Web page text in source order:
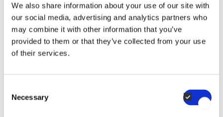
We also share information about your use of our site with
our social media, advertising and analytics partners who
may combine it with other information that you’ve
provided to them or that they’ve collected from your use
of their services.
Selection
Necessary